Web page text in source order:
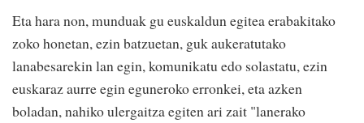
Eta hara non, munduak gu euskaldun egitea erabakitako
zoko honetan, ezin batzuetan, guk aukeratutako
lanabesarekin lan egin, komunikatu edo solastatu, ezin
euskaraz aurre egin eguneroko erronkei, eta azken
boladan, nahiko ulergaitza egiten ari zait "lanerako